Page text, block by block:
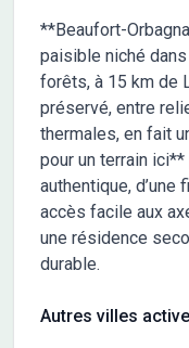
**Beaufort-
paisible niché
forêts, à 15 km de
préservé, entre
thermales, en fait
pour un terrain ici**
authentique, d’une
accès facile aux
une résidence
durable.
Autres villes